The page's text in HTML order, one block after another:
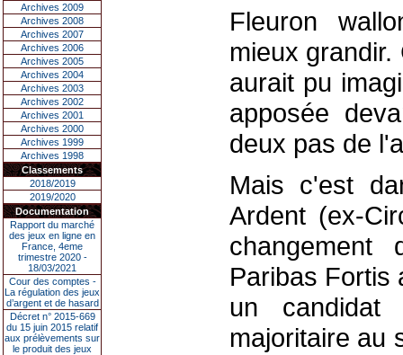
Archives 2009
Archives 2008
Archives 2007
Archives 2006
Archives 2005
Archives 2004
Archives 2003
Archives 2002
Archives 2001
Archives 2000
Archives 1999
Archives 1998
Classements
2018/2019
2019/2020
Documentation
Rapport du marché
des jeux en ligne en
France, 4eme
trimestre 2020 -
18/03/2021
Cour des comptes -
La régulation des jeux
d’argent et de hasard
Décret n° 2015-669
du 15 juin 2015 relatif
aux prélèvements sur
le produit des jeux
Fleuron
mieux
aurait pu
apposée
deux pas de
Mais c'est
Ardent (ex-
changement
Paribas Fortis
un
majoritaire au